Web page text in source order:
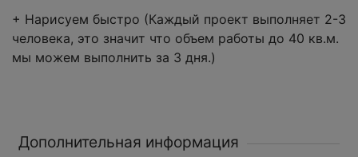
+ Нарисуем быстро (Каждый проект выполняет 2-3
человека, это значит что объем работы до 40 кв.м.
мы можем выполнить за 3 дня.)
Дополнительная информация